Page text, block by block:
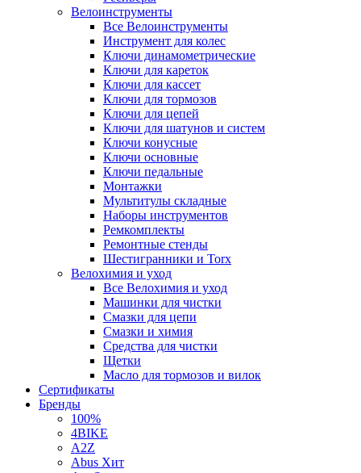
Велоинструменты
Все Велоинструменты
Инструмент для колес
Ключи динамометрические
Ключи для кареток
Ключи для кассет
Ключи для тормозов
Ключи для цепей
Ключи для шатунов и систем
Ключи конусные
Ключи основные
Ключи педальные
Монтажки
Мультитулы складные
Наборы инструментов
Ремкомплекты
Ремонтные стенды
Шестигранники и Torx
Велохимия и уход
Все Велохимия и уход
Машинки для чистки
Смазки для цепи
Смазки и химия
Средства для чистки
Щетки
Масло для тормозов и вилок
Сертификаты
Бренды
100%
4BIKE
A2Z
Abus Хит